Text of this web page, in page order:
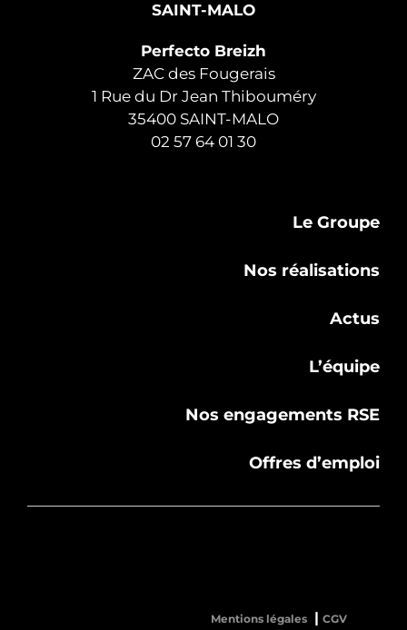
SAINT-MALO
Perfecto Breizh
ZAC des Fougerais
1 Rue du Dr Jean Thibouméry
35400 SAINT-MALO
02 57 64 01 30
Le Groupe
Nos réalisations
Actus
L’équipe
Nos engagements RSE
Offres d’emploi
Mentions légales CGV